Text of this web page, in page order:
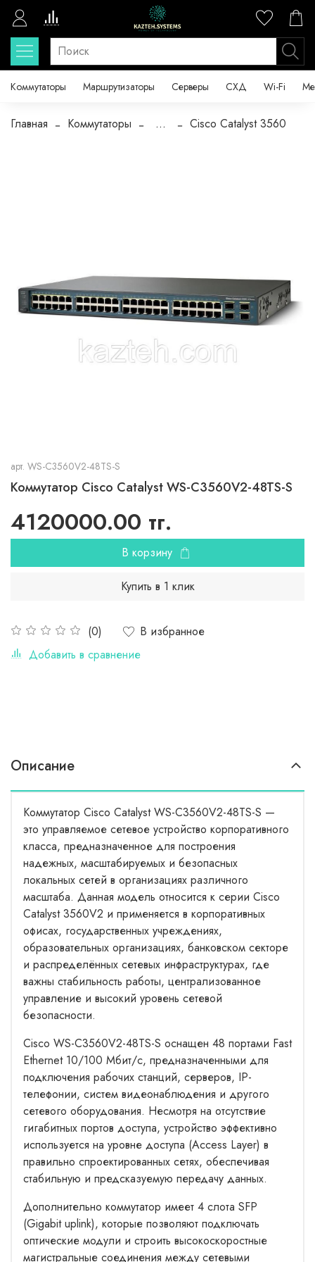
Коммутаторы Маршрутизаторы Серверы СХД Wi-Fi
Главная Коммутаторы ... Cisco Catalyst 3560
арт. WS-C3560V2-48TS-S
Коммутатор Cisco Catalyst WS-C3560V2-48TS-S
(0)
В избранное
Добавить в сравнение
4120000.00 тг.
В корзину
Купить в 1 клик
Описание
Коммутатор Cisco Catalyst WS-C3560V2-48TS-S —
это управляемое сетевое устройство корпоративного
класса, предназначенное для построения
надежных, масштабируемых и безопасных
локальных сетей в организациях различного
масштаба. Данная модель относится к серии Cisco
Catalyst 3560V2 и применяется в корпоративных
офисах, государственных учреждениях,
образовательных организациях, банковском секторе
и распределённых сетевых инфраструктурах, где
важны стабильность работы, централизованное
управление и высокий уровень сетевой
безопасности.
Cisco WS-C3560V2-48TS-S оснащен 48 портами Fast
Ethernet 10/100 Мбит/с, предназначенными для
подключения рабочих станций, серверов, IP-
телефонии, систем видеонаблюдения и другого
сетевого оборудования. Несмотря на отсутствие
гигабитных портов доступа, устройство эффективно
используется на уровне доступа (Access Layer) в
правильно спроектированных сетях, обеспечивая
стабильную и предсказуемую передачу данных.
Дополнительно коммутатор имеет 4 слота SFP
(Gigabit uplink), которые позволяют подключать
оптические модули и строить высокоскоростные
магистральные соединения между сетевыми